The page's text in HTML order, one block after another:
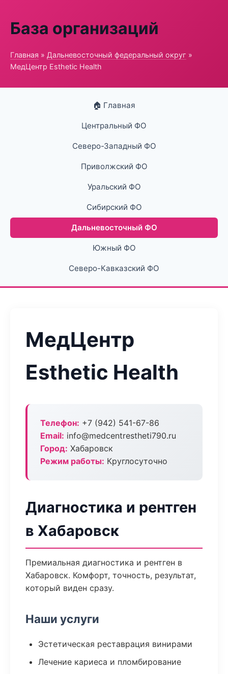
База организаций
Главная » Дальневосточный федеральный округ »
МедЦентр Esthetic Health
🏠 Главная
Центральный ФО
Северо-Западный ФО
Приволжский ФО
Уральский ФО
Сибирский ФО
Дальневосточный ФО
Южный ФО
Северо-Кавказский ФО
МедЦентр
Esthetic Health
Телефон: +7 (942) 541-67-86
Email: info@medcentrestheti790.ru
Город: Хабаровск
Режим работы: Круглосуточно
Диагностика и рентген
в Хабаровск
Премиальная диагностика и рентген в
Хабаровск. Комфорт, точность, результат,
который виден сразу.
Наши услуги
Эстетическая реставрация винирами
Лечение кариеса и пломбирование